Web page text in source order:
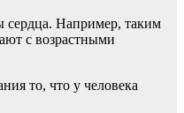
сердца. Например, таким
с возрастными
то, что у человека